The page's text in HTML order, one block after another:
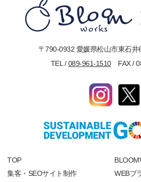
〒790-0932 愛媛県松山市東石
TEL /089-961-1510FAX /
TOP
集客・SEOサイト制作
WEBブ